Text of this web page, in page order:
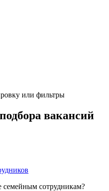
или фильтры
вакансий
семейным сотрудникам?